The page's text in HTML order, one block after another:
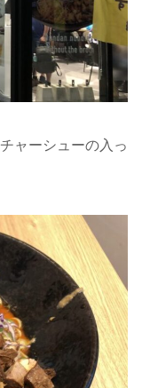
ャーシューの入っ